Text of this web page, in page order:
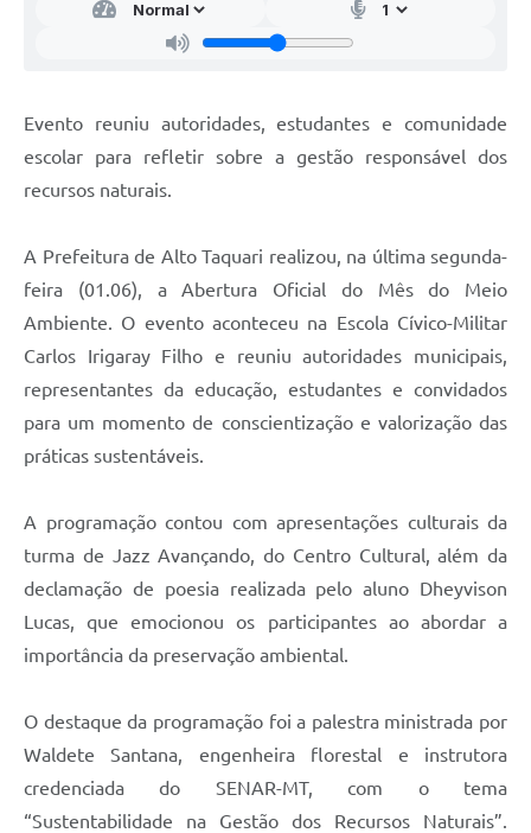
Evento reuniu autoridades, estudantes e comunidade
escolar para refletir sobre a gestão responsável dos
recursos naturais.
A Prefeitura de Alto Taquari realizou, na última segunda-
feira (01.06), a Abertura Oficial do Mês do Meio
Ambiente. O evento aconteceu na Escola Cívico-Militar
Carlos Irigaray Filho e reuniu autoridades municipais,
representantes da educação, estudantes e convidados
para um momento de conscientização e valorização das
práticas sustentáveis.
A programação contou com apresentações culturais da
turma de Jazz Avançando, do Centro Cultural, além da
declamação de poesia realizada pelo aluno Dheyvison
Lucas, que emocionou os participantes ao abordar a
importância da preservação ambiental.
O destaque da programação foi a palestra ministrada por
Waldete Santana, engenheira florestal e instrutora
credenciada do SENAR-MT, com o tema
“Sustentabilidade na Gestão dos Recursos Naturais”.